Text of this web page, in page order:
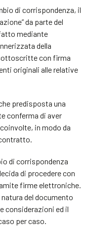
di corrispondenza, il
da parte del
mediante
della
con firma
originali alle relative
predisposta una
conferma di aver
in modo da
di corrispondenza
di procedere con
firme elettroniche.
del documento
considerazioni ed il
per caso.